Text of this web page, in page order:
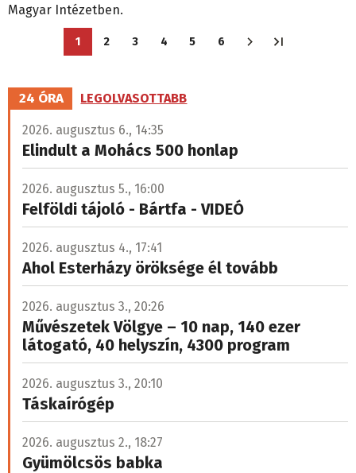
Magyar Intézetben.
Oldalszámozás
Jelenlegi
1
Oldal
2
Oldal
3
Oldal
4
Oldal
5
Oldal
6
24 ÓRA LEGOLVASOTTABB
2026. augusztus 6., 14:35
Elindult a Mohács 500 honlap
2026. augusztus 5., 16:00
Felföldi tájoló - Bártfa - VIDEÓ
2026. augusztus 4., 17:41
Ahol Esterházy öröksége él tovább
2026. augusztus 3., 20:26
Művészetek Völgye – 10 nap, 140 ezer
látogató, 40 helyszín, 4300 program
2026. augusztus 3., 20:10
Táskaírógép
2026. augusztus 2., 18:27
Gyümölcsös babka